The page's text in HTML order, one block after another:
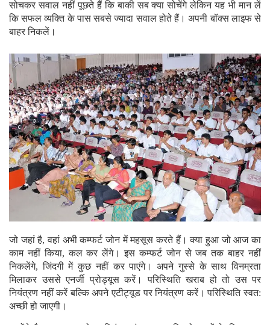
सोचकर सवाल नहीं पूछते हैं कि बाकी सब क्या सोचेंगे लेकिन यह भी मान लें
कि सफल व्यक्ति के पास सबसे ज्यादा सवाल होते हैं। अपनी बॉक्स लाइफ से
बाहर निकलें।
जो जहां है, वहां अभी कम्फर्ट जोन में महसूस करते हैं। क्या हुआ जो आज का
काम नहीं किया, कल कर लेंगे। इस कम्फर्ट जोन से जब तक बाहर नहीं
निकलेंगे, जिंदगी में कुछ नहीं कर पाएंगे। अपने गुस्से के साथ विनम्रता
मिलाकर उससे एनर्जी प्रोड्यूस करें। परिस्थिति खराब हो तो उस पर
नियंत्रण नहीं करें बल्कि अपने एटीट्यूड पर नियंत्रण करें। परिस्थिति स्वत:
अच्छी हो जाएगी।